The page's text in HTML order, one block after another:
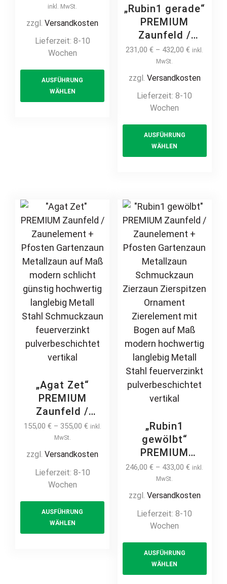
manuell /
elektrisch auf
Metall Stahl
feuerverzinkt
pulverbeschichtet
Drehtor
Flügeltor
inkl. MwSt.
zzgl.Versandkosten
Lieferzeit: 8-10
Wochen
AUSFÜHRUNG
WÄHLEN
This
product
variants.
the
product
page
„Rubin1 gerade“
PREMIUM
Zaunfeld /
Zaunelement +
Pfosten
Gartenzaun
Schmuckzaun
Zierzaun
Zierspitzen
Ornament
Zierelement auf
Stahl
feuerverzinkt
pulverbeschichtet
vertikal
231,00€ – 432,00€ inkl.
MwSt.
zzgl. Versandkosten
Lieferzeit:8-10
Wochen
AUSFÜHRUNG
WÄHLEN
This
„Agat Zet“
PREMIUM
Zaunfeld /
Zaunelement +
Pfosten
Gartenzaun
Maß modern
schlicht günstig
hochwertig
langlebig Metall
155,00 €– 355,00 € inkl.
MwSt.
zzgl.Versandkosten
Lieferzeit: 8-10
Wochen
AUSFÜHRUNG
WÄHLEN
This
multiple
„Rubin1
gewölbt“
PREMIUM
Zaunfeld /
Zaunelement +
Pfosten
Metallzaun
Schmuckzaun
Zierzaun
Zierspitzen
246,00€ – 433,00€ inkl.
MwSt.
zzgl. Versandkosten
Lieferzeit:8-10
Wochen
AUSFÜHRUNG
WÄHLEN
This